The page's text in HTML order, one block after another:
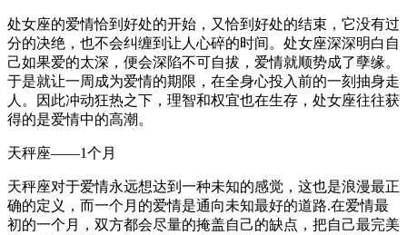
处女座的爱情恰到好处的开始，又恰到好处的结束，它没有过
分的决绝，也不会纠缠到让人心碎的时间。处女座深深明白自
己如果爱的太深，便会深陷不可自拔，爱情就顺势成了孽缘。
于是就让一周成为爱情的期限，在全身心投入前的一刻抽身走
人。因此冲动狂热之下，理智和权宜也在生存，处女座往往获
得的是爱情中的高潮。
天秤座——1个月
天秤座对于爱情永远想达到一种未知的感觉，这也是浪漫最正
确的定义，而一个月的爱情是通向未知最好的道路.在爱情最
初的一个月，双方都会尽量的掩盖自己的缺点，把自己最完美